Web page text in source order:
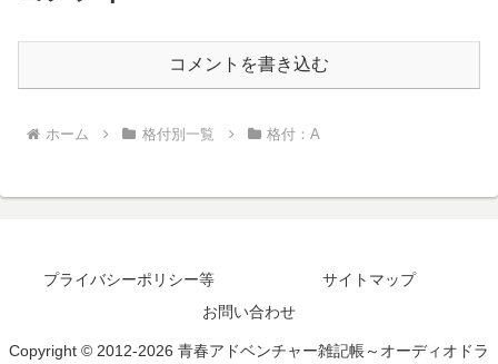
コメントを書き込む
ホーム 格付別一覧 格付：A
プライバシーポリシー等
サイトマップ
お問い合わせ
Copyright © 2012-2026 青春アドベンチャー雑記帳～オーディオドラ